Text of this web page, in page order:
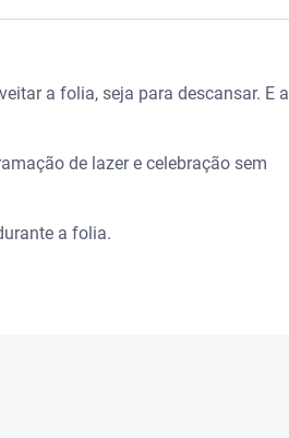
a folia, seja para descansar. E a
de lazer e celebração sem
a folia.